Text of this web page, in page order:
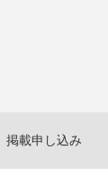
掲載申し込み